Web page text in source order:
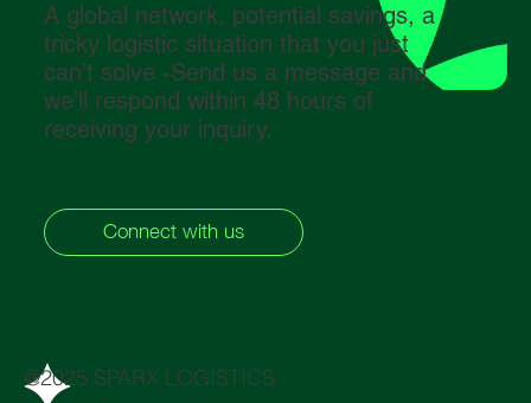
A global network, potential savings, a
tricky logistic situation that you just
can’t solve -Send us a message and
we’ll respond within 48 hours of
receiving your inquiry.
Connect with us
@2025 SPARX LOGISTICS